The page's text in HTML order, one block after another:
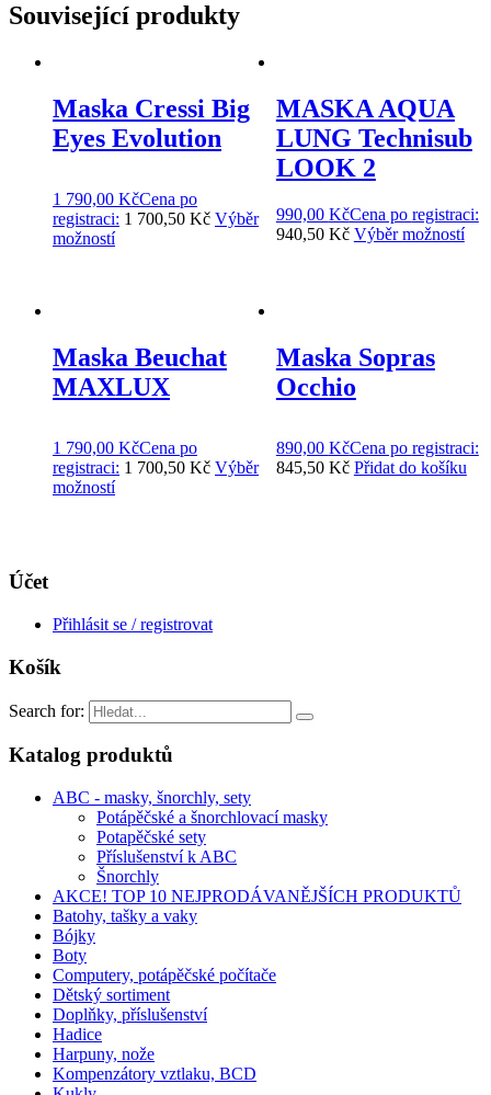
Související produkty
Maska Cressi Big
Eyes Evolution
1 790,00 KčCena po
registraci: 1 700,50 Kč Výběr
možností
MASKA AQUA
LUNG Technisub
LOOK 2
990,00 KčCena po registraci:
940,50 Kč Výběr možností
Maska Beuchat
MAXLUX
1 790,00 KčCena po
registraci: 1 700,50 Kč Výběr
možností
Maska Sopras
Occhio
890,00 KčCena po registraci:
845,50 Kč Přidat do košíku
Účet
Přihlásit se / registrovat
Košík
Search for:
Katalog produktů
ABC - masky, šnorchly, sety
Potápěčské a šnorchlovací masky
Potapěčské sety
Příslušenství k ABC
Šnorchly
AKCE! TOP 10 NEJPRODÁVANĚJŠÍCH PRODUKTŮ
Batohy, tašky a vaky
Bójky
Boty
Computery, potápěčské počítače
Dětský sortiment
Doplňky, příslušenství
Hadice
Harpuny, nože
Kompenzátory vztlaku, BCD